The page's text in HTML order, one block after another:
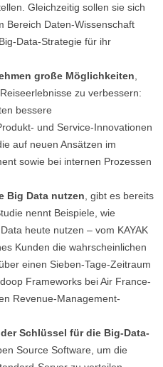
Gleichzeitig sollen sie sich
Bereich Daten-Wissenschaft
Data-Strategie für ihr
große Möglichkeiten
zu verbessern:
bessere
und Service-Innovationen
auf neuen Ansätzen im
sowie bei internen Prozessen
Big Data nutzen , gibt es bereits
nennt Beispiele, wie
heute nutzen – vom KAYAK
Kunden die wahrscheinlichen
einen Sieben-Tage-Zeitraum
Frameworks bei Air France-
Revenue-Management-
Schlüssel für die Big-Data-
Source Software, um die